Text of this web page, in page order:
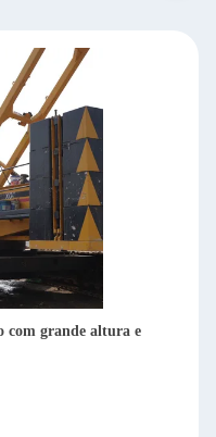
com grande altura e